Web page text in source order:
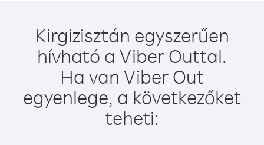
Kirgizisztán egyszerűen
hívható a Viber Outtal.
Ha van Viber Out
egyenlege, a következőket
teheti: